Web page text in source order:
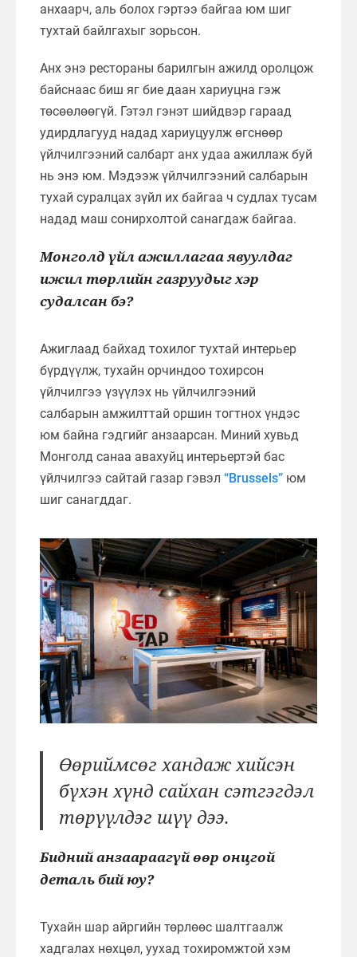
анхаарч, аль болох гэртээ байгаа юм шиг
тухтай байлгахыг зорьсон.
Анх энэ рестораны барилгын ажилд оролцож
байснаас биш яг бие даан хариуцна гэж
төсөөлөөгүй. Гэтэл гэнэт шийдвэр гараад
удирдлагууд надад хариуцуулж өгснөөр
үйлчилгээний салбарт анх удаа ажиллаж буй
нь энэ юм. Мэдээж үйлчилгээний салбарын
тухай суралцах зүйл их байгаа ч судлах тусам
надад маш сонирхолтой санагдаж байгаа.
Монголд үйл ажиллагаа явуулдаг
ижил төрлийн газруудыг хэр
судалсан бэ?
Ажиглаад байхад тохилог тухтай интерьер
бүрдүүлж, тухайн орчиндоо тохирсон
үйлчилгээ үзүүлэх нь үйлчилгээний
салбарын амжилттай оршин тогтнох үндэс
юм байна гэдгийг анзаарсан. Миний хувьд
Монголд санаа авахуйц интерьертэй бас
үйлчилгээ сайтай газар гэвэл “Brussels” юм
шиг санагддаг.
Өөриймсөг хандаж хийсэн
бүхэн хүнд сайхан сэтгэгдэл
төрүүлдэг шүү дээ.
Бидний анзаараагүй өөр онцгой
деталь бий юу?
Тухайн шар айргийн төрлөөс шалтгаалж
хадгалах нөхцөл, уухад тохиромжтой хэм